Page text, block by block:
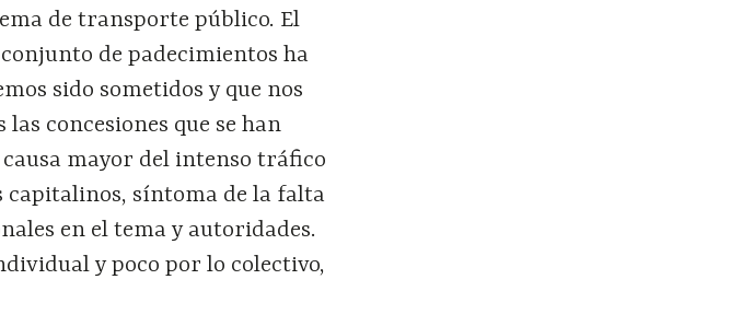
de transporte público. El
de padecimientos ha
sido sometidos y que nos
concesiones que se han
mayor del intenso tráfico
capitalinos, síntoma de la falta
en el tema y autoridades.
y poco por lo colectivo,